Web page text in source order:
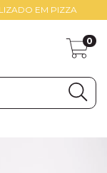
EM PIZZA
0